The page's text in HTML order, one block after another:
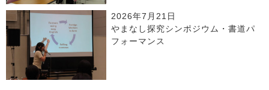
2026年7月21日
やまなし探究シンポジウム・書道パ
フォーマンス